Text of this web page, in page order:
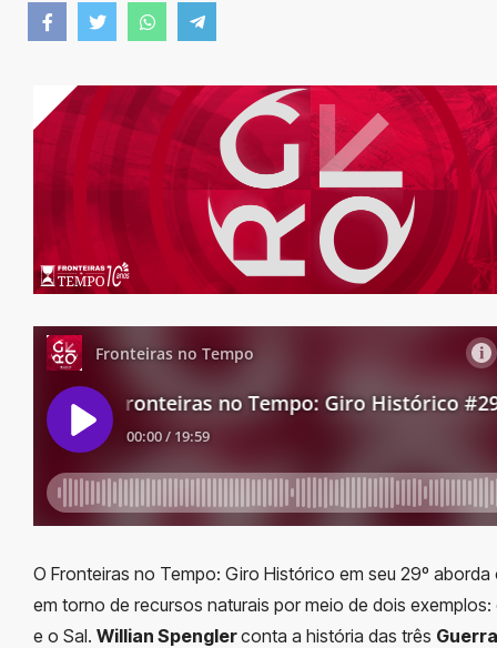
O Fronteiras no Tempo: Giro Histórico em seu 29º
em torno de recursos naturais por meio de dois exemplos:
e o Sal. Willian Spenglerconta a história das três